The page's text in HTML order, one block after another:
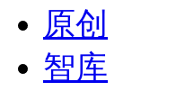
原创
智库